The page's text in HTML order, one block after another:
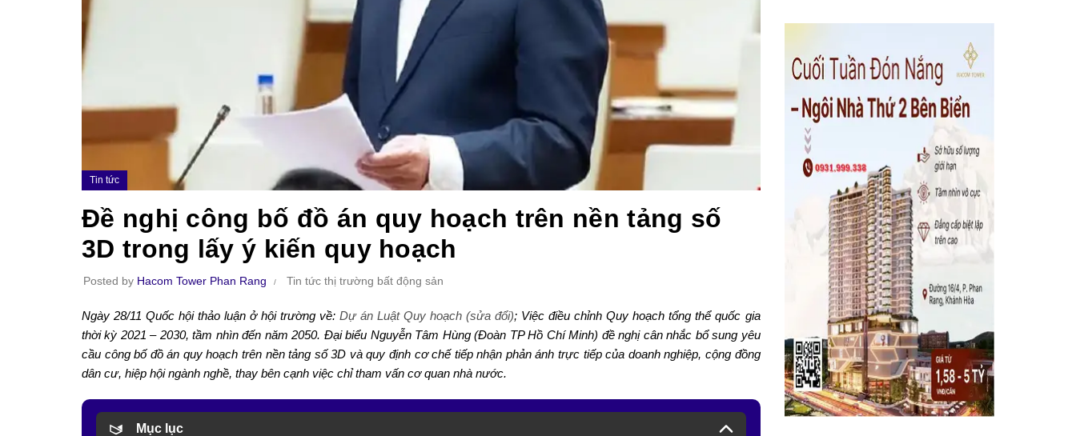
Tin tức
Đề nghị công bố đồ án quy hoạch trên nền tảng số
3D trong lấy ý kiến quy hoạch
Posted by Hacom Tower Phan Rang Tin tức thị trường bất động sản
Ngày 28/11 Quốc hội thảo luận ở hội trường về:Dự án Luật Quy hoạch (sửa đổi); Việc điều chỉnh Quy hoạch tổng thể quốc gia
thời kỳ 2021 – 2030, tầm nhìn đến năm 2050. Đại biểu Nguyễn Tâm Hùng (Đoàn TP Hồ Chí Minh) đề nghị cân nhắc bổ sung yêu
cầu công bố đồ án quy hoạch trên nền tảng số 3D và quy định cơ chế tiếp nhận phản ánh trực tiếp của doanh nghiệp, cộng đồng
dân cư, hiệp hội ngành nghề, thay bên cạnh việc chỉ tham vấn cơ quan nhà nước.
Mục lục